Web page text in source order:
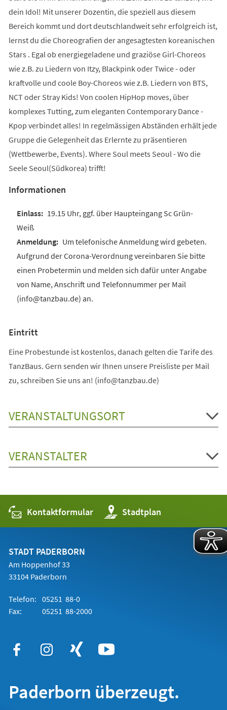
dein Idol! Mit unserer Dozentin, die speziell aus diesem
Bereich kommt und dort deutschlandweit sehr erfolgreich ist,
lernst du die Choreografien der angesagtesten koreanischen
Stars . Egal ob energiegeladene und graziöse Girl-Choreos
wie z.B. zu Liedern von Itzy, Blackpink oder Twice - oder
kraftvolle und coole Boy-Choreos wie z.B. Liedern von BTS,
NCT oder Stray Kids! Von coolen HipHop moves, über
komplexes Tutting, zum eleganten Contemporary Dance -
Kpop verbindet alles! In regelmässigen Abständen erhält jede
Gruppe die Gelegenheit das Erlernte zu präsentieren
(Wettbewerbe, Events). Where Soul meets Seoul - Wo die
Seele Seoul(Südkorea) trifft!
Informationen
19.15 Uhr, ggf. über Haupteingang Sc Grün-
Weiß
Um telefonische Anmeldung wird gebeten.
Aufgrund der Corona-Verordnung vereinbaren Sie bitte
einen Probetermin und melden sich dafür unter Angabe
von Name, Anschrift und Telefonnummer per Mail
(info@tanzbau.de) an.
Eintritt
Eine Probestunde ist kostenlos, danach gelten die Tarife des
TanzBaus. Gern senden wir Ihnen unsere Preisliste per Mail
zu, schreiben Sie uns an! (info@tanzbau.de)
VERANSTALTUNGSORT
VERANSTALTER
Kontaktformular Stadtplan
(Öffnet
in
einem
STADT PADERBORN
Am Hoppenhof 33
33104 Paderborn
Telefon: 05251 88-0
Fax:
05251 88-2000
Paderborn überzeugt.